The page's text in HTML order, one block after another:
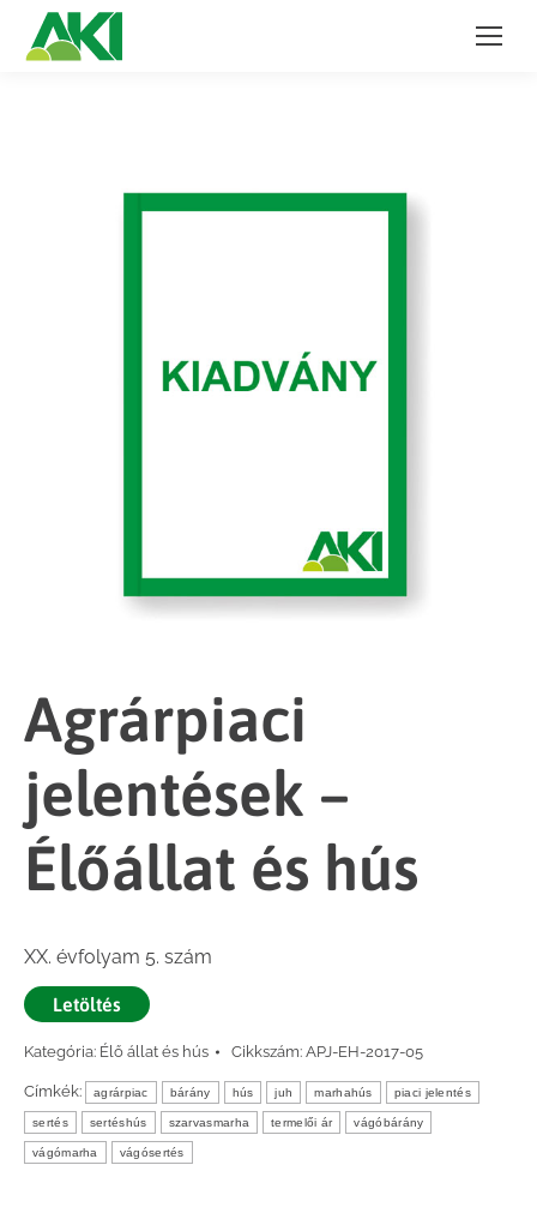
Agrárpiaci
jelentések –
Élőállat és hús
XX. évfolyam 5. szám
Letöltés
Kategória: Élő állat és hús Cikkszám: APJ-EH-2017-05
Címkék: agrárpiac bárány hús juh marhahús piaci jelentés
sertés sertéshús szarvasmarha termelői ár vágóbárány
vágómarha vágósertés